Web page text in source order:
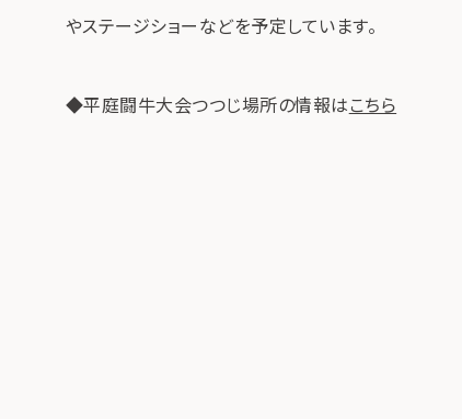
やステージショーなどを予定しています。
◆平庭闘牛大会つつじ場所の情報はこちら